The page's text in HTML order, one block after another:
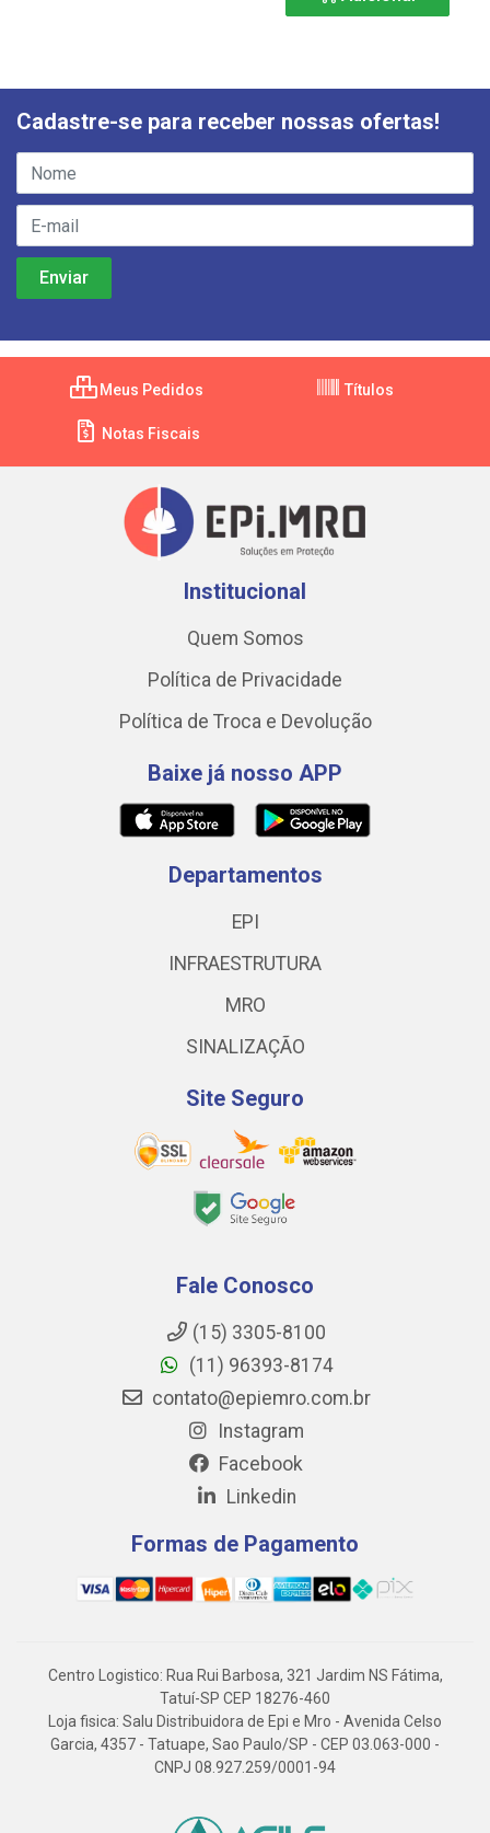
Cadastre-se para receber nossas ofertas!
Meus Pedidos Títulos
Notas Fiscais
Institucional
Quem Somos
Política de Privacidade
Política de Troca e Devolução
Baixe já nosso APP
Departamentos
EPI
INFRAESTRUTURA
MRO
SINALIZAÇÃO
Site Seguro
Fale Conosco
(15) 3305-8100
(11) 96393-8174
contato@epiemro.com.br
Instagram
Facebook
Linkedin
Formas de Pagamento
Centro Logistico: Rua Rui Barbosa, 321 Jardim NS Fátima,
Tatuí-SP CEP 18276-460
Loja fisica: Salu Distribuidora de Epi e Mro - Avenida Celso
Garcia, 4357 - Tatuape, Sao Paulo/SP - CEP 03.063-000 -
CNPJ 08.927.259/0001-94